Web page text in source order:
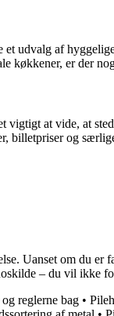
udvalg af
køkkener, er der
at vide, at
billetpriser og
Uanset om du
– du vil ikke
reglerne bag •